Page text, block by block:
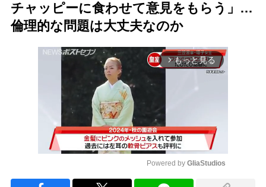
チャッピーに食わせて意見をもらう」…
倫理的な問題は大丈夫なのか
arrow_forward_ios もっと見る
Powered by GliaStudios